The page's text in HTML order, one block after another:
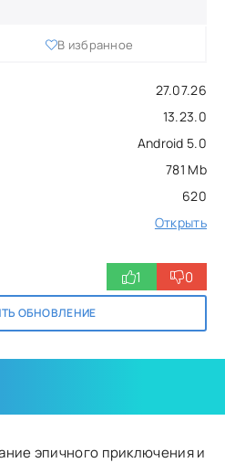
27.07.26
13.23.0
Android 5.0
781 Mb
620
Открыть
В избранное
ОБНОВЛЕНИЕ
1 0
эпичного приключения и